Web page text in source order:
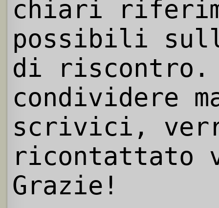
chiari
possibili
di riscontro.
condividere
scrivici,
ricontattato
Grazie!